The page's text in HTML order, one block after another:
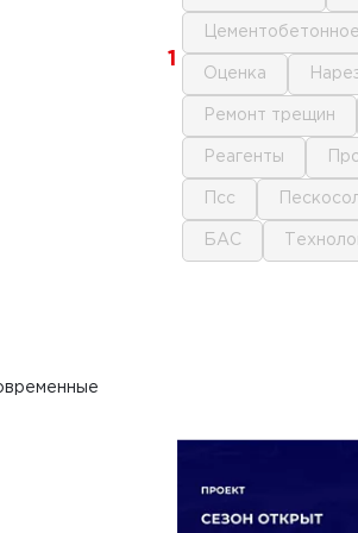
1
оценка
ремонт трещин
реагенты
псс
БАС